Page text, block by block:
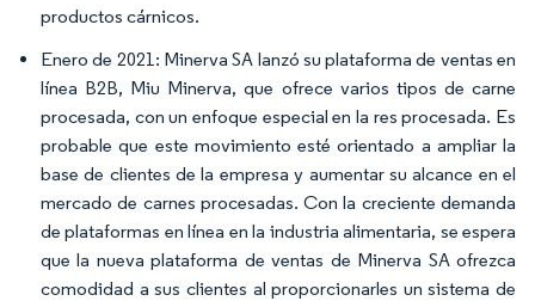
productos cárnicos.
Enero de 2021: Minerva SA lanzó su plataforma de ventas en
línea B2B, Miu Minerva, que ofrece varios tipos de carne
procesada, con un enfoque especial en la res procesada. Es
probable que este movimiento esté orientado a ampliar la
base de clientes de la empresa y aumentar su alcance en el
mercado de carnes procesadas. Con la creciente demanda
de plataformas en línea en la industria alimentaria, se espera
que la nueva plataforma de ventas de Minerva SA ofrezca
comodidad a sus clientes al proporcionarles un sistema de